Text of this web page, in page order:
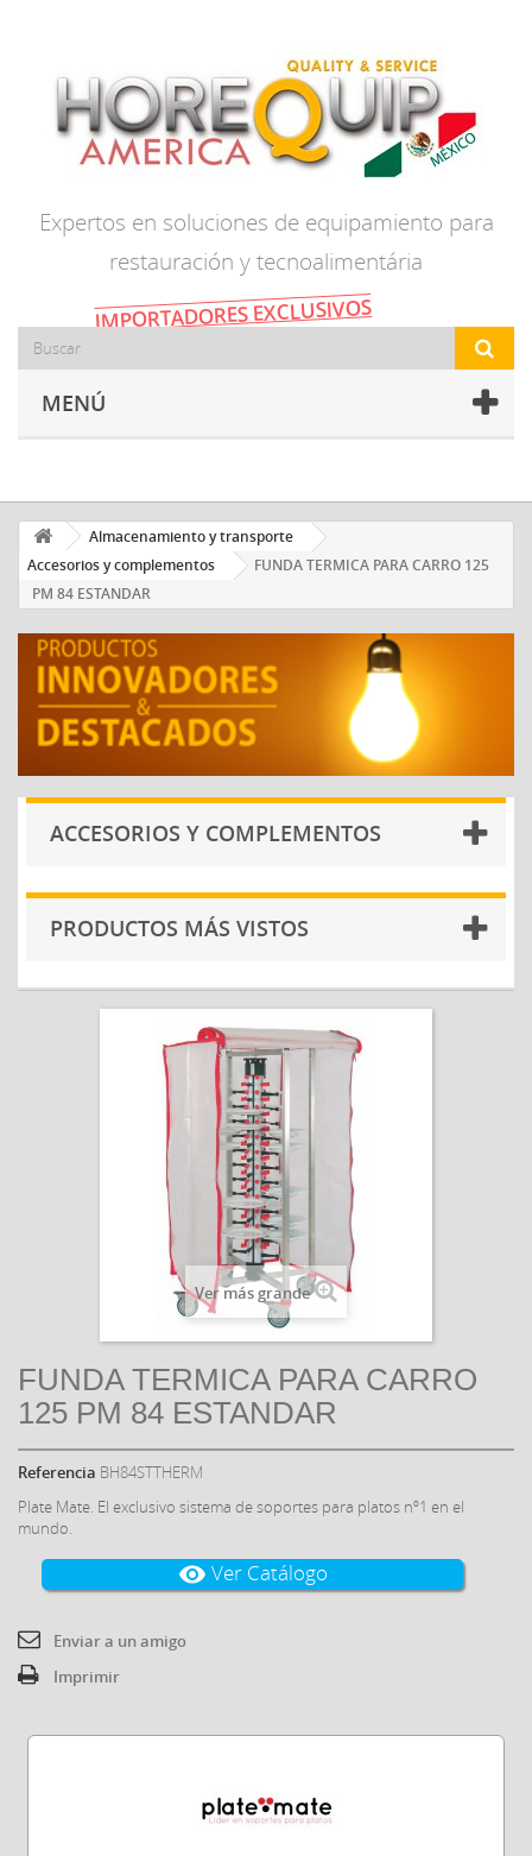
Expertos en soluciones de equipamiento para
restauración y tecnoalimentária
IMPORTADORES EXCLUSIVOS
MENÚ
Almacenamiento y transporte
Accesorios y complementos
FUNDA TERMICA PARA CARRO 125
PM 84 ESTANDAR
ACCESORIOS Y COMPLEMENTOS
PRODUCTOS MÁS VISTOS
Ver más grande
FUNDA TERMICA PARA CARRO
125 PM 84 ESTANDAR
Referencia BH84STTHERM
Plate Mate. El exclusivo sistema de soportes para platos nº1 en el
mundo.
visibility Ver Catálogo
Enviar a un amigo
Imprimir